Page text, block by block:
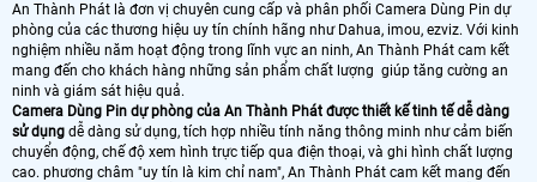
An Thành Phát là đơn vị chuyên cung cấp và phân phối Camera Dùng Pin dự
phòng của các thương hiệu uy tín chính hãng như Dahua, imou, ezviz. Với kinh
nghiệm nhiều năm hoạt động trong lĩnh vực an ninh, An Thành Phát cam kết
mang đến cho khách hàng những sản phẩm chất lượng giúp tăng cường an
ninh và giám sát hiệu quả.
Camera Dùng Pin dự phòng của An Thành Phát được thiết kế tinh tế dễ dàng
sử dụng dễ dàng sử dụng, tích hợp nhiều tính năng thông minh như cảm biến
chuyển động, chế độ xem hình trực tiếp qua điện thoại, và ghi hình chất lượng
cao. phương châm "uy tín là kim chỉ nam", An Thành Phát cam kết mang đến